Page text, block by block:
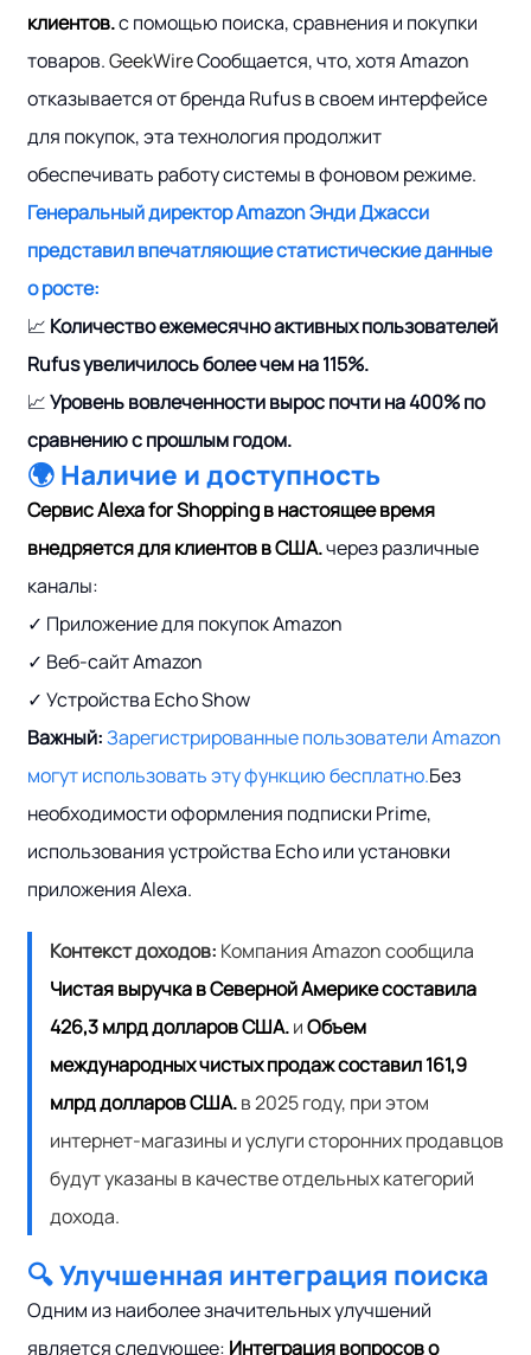
клиентов.с помощью поиска, сравнения и покупки
товаров.GeekWireСообщается, что, хотя Amazon
отказывается от бренда Rufus в своем интерфейсе
для покупок, эта технология продолжит
обеспечивать работу системы в фоновом режиме.
Генеральный директор Amazon Энди Джасси
представил впечатляющие статистические данные
о росте:
📈 Количество ежемесячно активных пользователей
Rufus увеличилось более чем на 115%.
📈Уровень вовлеченности вырос почти на 400% по
сравнению с прошлым годом.
🌍 Наличие и доступность
Сервис Alexa for Shopping в настоящее время
внедряется для клиентов в США.через различные
каналы:
✓ Приложение для покупок Amazon
✓ Веб-сайт Amazon
✓ Устройства Echo Show
Важный:Зарегистрированные пользователи Amazon
могут использовать эту функцию бесплатно.Без
необходимости оформления подписки Prime,
использования устройства Echo или установки
приложения Alexa.
Контекст доходов: Компания Amazon сообщила
Чистая выручка в Северной Америке составила
426,3 млрд долларов США.иОбъем
международных чистых продаж составил 161,9
млрд долларов США.в 2025 году, при этом
интернет-магазины и услуги сторонних продавцов
будут указаны в качестве отдельных категорий
дохода.
🔍 Улучшенная интеграция поиска
Одним из наиболее значительных улучшений
является следующее: Интеграция вопросов о